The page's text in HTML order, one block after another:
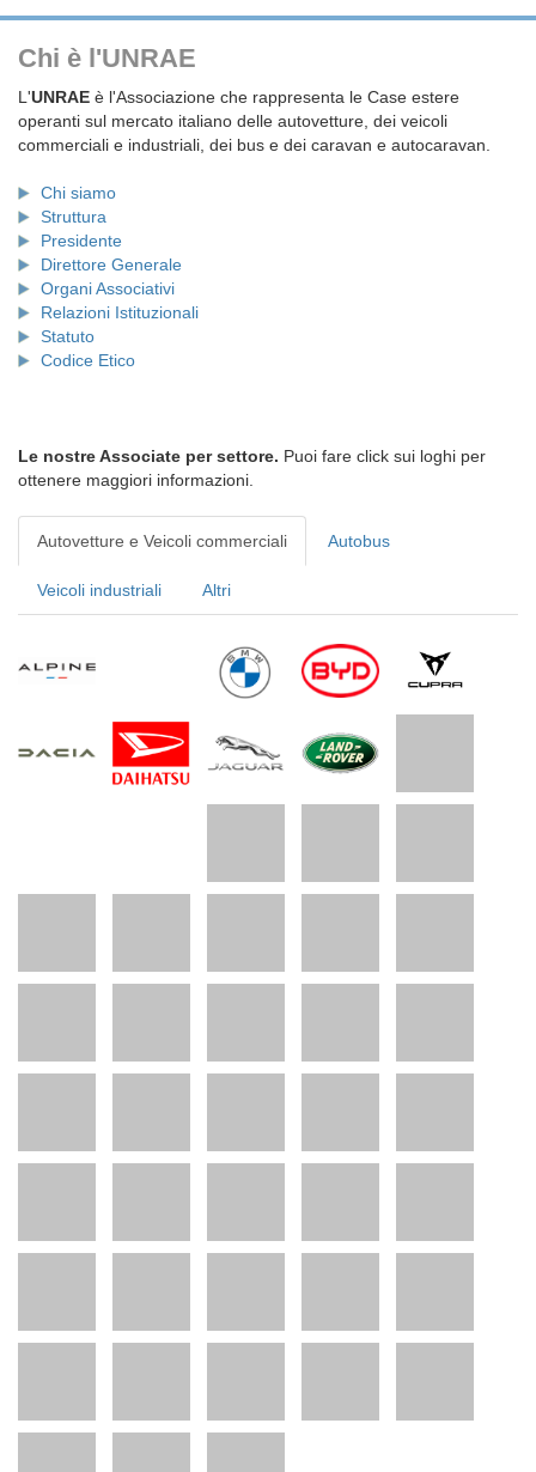
Chi è l'UNRAE
L'UNRAE è l'Associazione che rappresenta le Case estere
operanti sul mercato italiano delle autovetture, dei veicoli
commerciali e industriali, dei bus e dei caravan e autocaravan.
Chi siamo
Struttura
Presidente
Direttore Generale
Organi Associativi
Relazioni Istituzionali
Statuto
Codice Etico
Le nostre Associate per settore. Puoi fare click sui loghi per
ottenere maggiori informazioni.
Autovetture e Veicoli commerciali Autobus
Veicoli industriali Altri